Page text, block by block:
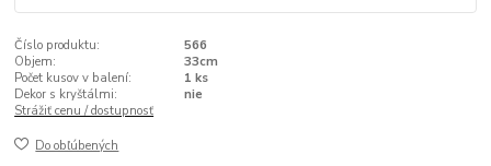
Číslo produktu:
566
Objem:
33cm
Počet kusov v balení:
1 ks
Dekor s kryštálmi:
nie
Strážiť cenu / dostupnosť
Do obľúbených